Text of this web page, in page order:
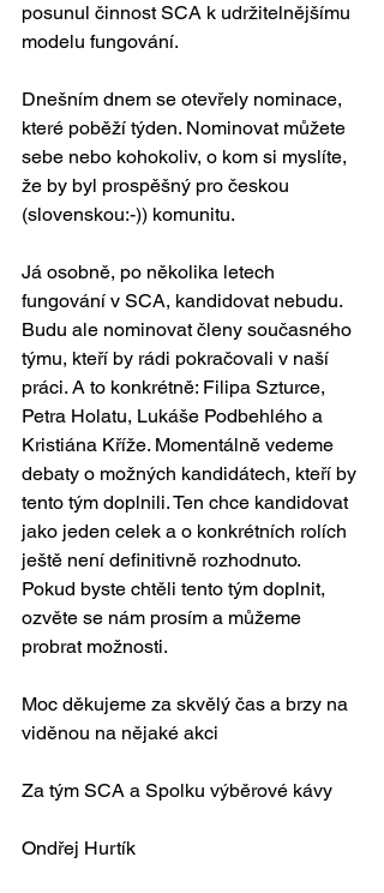
posunul činnost SCA k udržitelnějšímu
modelu fungování.
Dnešním dnem se otevřely nominace,
které poběží týden. Nominovat můžete
sebe nebo kohokoliv, o kom si myslíte,
že by byl prospěšný pro českou
(slovenskou:-)) komunitu.
Já osobně, po několika letech
fungování v SCA, kandidovat nebudu.
Budu ale nominovat členy současného
týmu, kteří by rádi pokračovali v naší
práci. A to konkrétně: Filipa Szturce,
Petra Holatu, Lukáše Podbehlého a
Kristiána Kříže. Momentálně vedeme
debaty o možných kandidátech, kteří by
tento tým doplnili. Ten chce kandidovat
jako jeden celek a o konkrétních rolích
ještě není definitivně rozhodnuto.
Pokud byste chtěli tento tým doplnit,
ozvěte se nám prosím a můžeme
probrat možnosti.
Moc děkujeme za skvělý čas a brzy na
viděnou na nějaké akci
Za tým SCA a Spolku výběrové kávy
Ondřej Hurtík